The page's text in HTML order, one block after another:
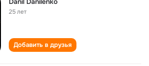
25 лет
Добавить в друзья